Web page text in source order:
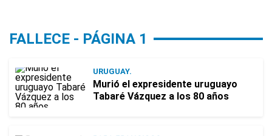
FALLECE - PÁGINA 1
URUGUAY.
Murió el expresidente uruguayo
Tabaré Vázquez a los 80 años